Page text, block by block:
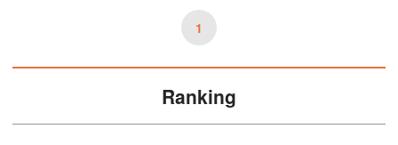
1
Ranking